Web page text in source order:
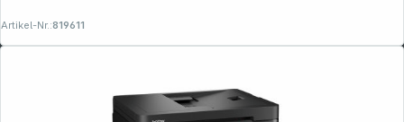
Artikel-Nr.:819611
Rechtliches